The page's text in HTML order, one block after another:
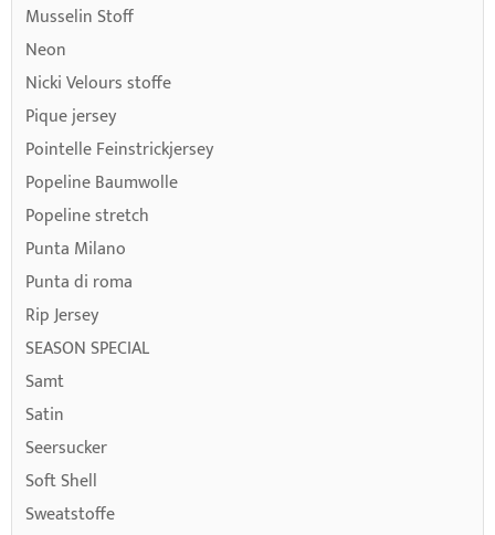
Musselin Stoff
Neon
Nicki Velours stoffe
Pique jersey
Pointelle Feinstrickjersey
Popeline Baumwolle
Popeline stretch
Punta Milano
Punta di roma
Rip Jersey
SEASON SPECIAL
Samt
Satin
Seersucker
Soft Shell
Sweatstoffe